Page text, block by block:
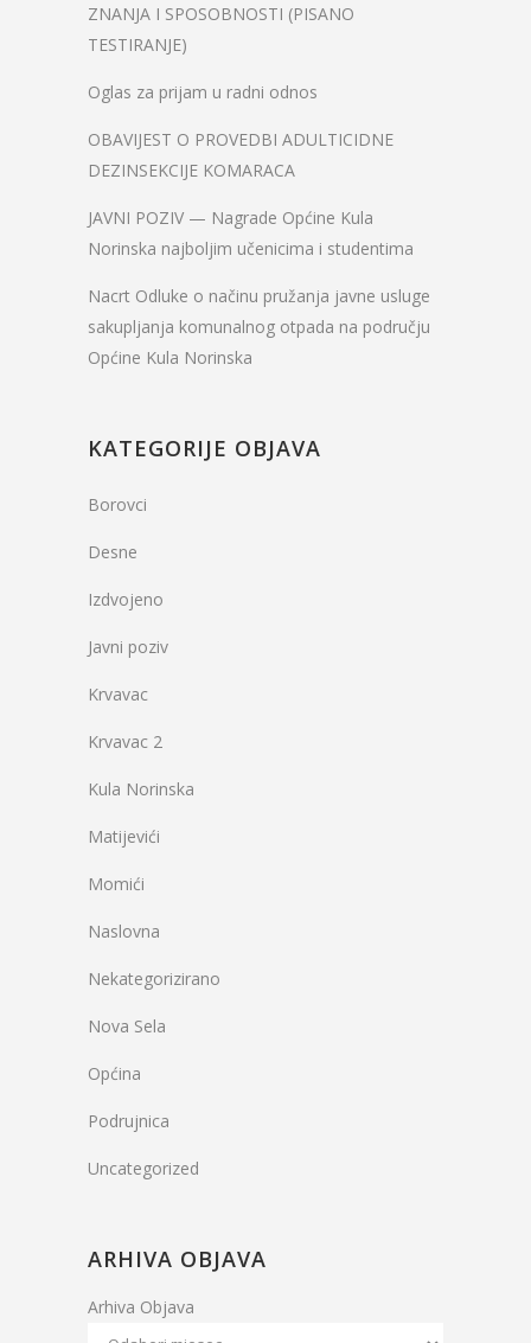
ZNANJA I SPOSOBNOSTI (PISANO
TESTIRANJE)
Oglas za prijam u radni odnos
OBAVIJEST O PROVEDBI ADULTICIDNE
DEZINSEKCIJE KOMARACA
JAVNI POZIV — Nagrade Općine Kula
Norinska najboljim učenicima i studentima
Nacrt Odluke o načinu pružanja javne usluge
sakupljanja komunalnog otpada na području
Općine Kula Norinska
KATEGORIJE OBJAVA
Borovci
Desne
Izdvojeno
Javni poziv
Krvavac
Krvavac 2
Kula Norinska
Matijevići
Momići
Naslovna
Nekategorizirano
Nova Sela
Općina
Podrujnica
Uncategorized
ARHIVA OBJAVA
Arhiva Objava